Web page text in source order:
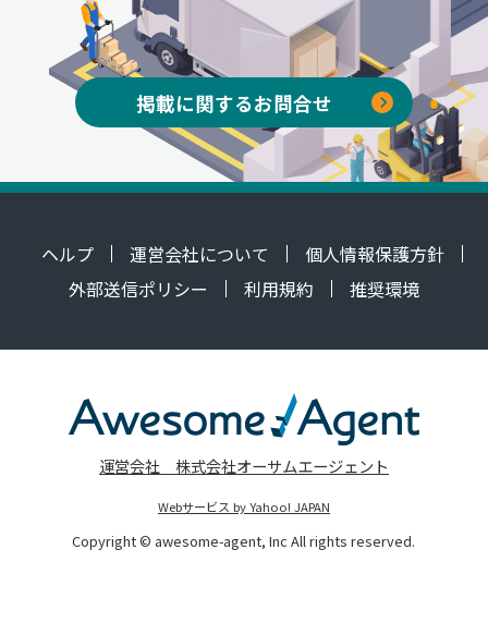
掲載に関するお問合せ
ヘルプ 運営会社について
個人情報保護方針
外部送信ポリシー
利用規約 推奨環境
運営会社 株式会社オーサムエージェント
Webサービス by Yahoo! JAPAN
Copyright © awesome-agent, Inc All rights reserved.